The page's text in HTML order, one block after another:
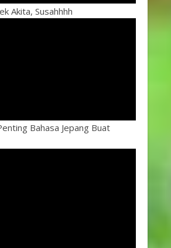
Akita, Susahhhh
Bahasa Jepang Buat